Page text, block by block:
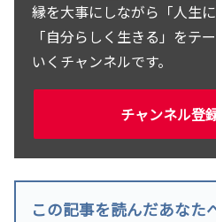
縁を大事にしながら「人生
「自分らしく生きる」をテ
いくチャンネルです。
チャンネル登
この記事を読んだあなた